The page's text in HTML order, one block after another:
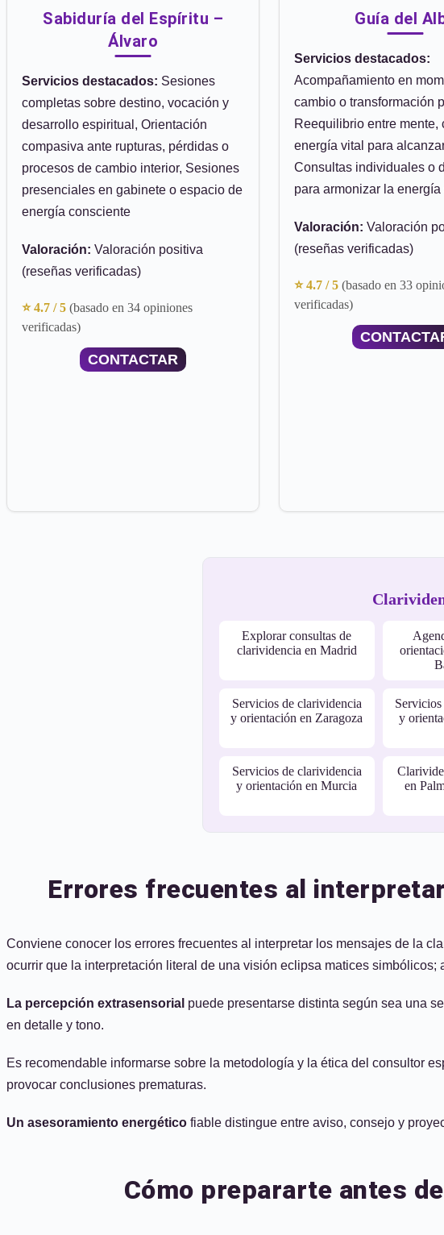
Sabiduría del Espíritu –
Álvaro
Servicios destacados: Sesiones
completas sobre destino, vocación y
desarrollo espiritual, Orientación
compasiva ante rupturas, pérdidas o
procesos de cambio interior, Sesiones
presenciales en gabinete o espacio de
energía consciente
Valoración: Valoración positiva
(reseñas verificadas)
⭐ 4.7 / 5 (basado en 34 opiniones
verificadas)
CONTACTAR
Guía del
Servicios destacados:
Acompañamiento en
cambio o transformación
Reequilibrio entre mente,
energía vital para
Consultas individuales o
para armonizar la energía
Valoración: Valoración
(reseñas verificadas)
⭐ 4.7 / 5 (basado en 33
verificadas)
Explorar consultas de
clarividencia en Madrid
Servicios de clarividencia
y orientación en Zaragoza
y
Servicios de clarividencia
y orientación en Murcia
en
Errores frecuentes al
Conviene conocer los errores frecuentes al interpretar los mensajes de la
ocurrir que la interpretación literal de una visión eclipsa matices
La percepción extrasensorial puede presentarse distinta según sea una
en detalle y tono.
Es recomendable informarse sobre la metodología y la ética del consultor
provocar conclusiones prematuras.
Un asesoramiento energético fiable distingue entre aviso, consejo y
Cómo prepararte antes